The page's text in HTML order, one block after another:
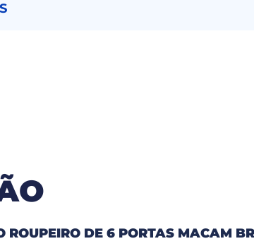
ROUPEIRO DE 6 PORTAS MACAM